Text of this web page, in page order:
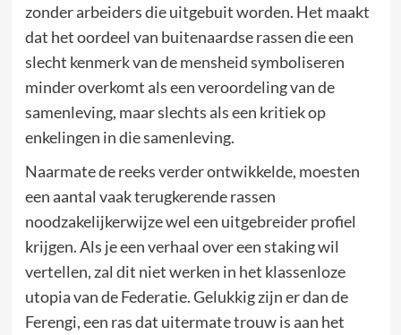
zonder arbeiders die uitgebuit worden. Het maakt
dat het oordeel van buitenaardse rassen die een
slecht kenmerk van de mensheid symboliseren
minder overkomt als een veroordeling van de
samenleving, maar slechts als een kritiek op
enkelingen in die samenleving.
Naarmate de reeks verder ontwikkelde, moesten
een aantal vaak terugkerende rassen
noodzakelijkerwijze wel een uitgebreider profiel
krijgen. Als je een verhaal over een staking wil
vertellen, zal dit niet werken in het klassenloze
utopia van de Federatie. Gelukkig zijn er dan de
Ferengi, een ras dat uitermate trouw is aan het